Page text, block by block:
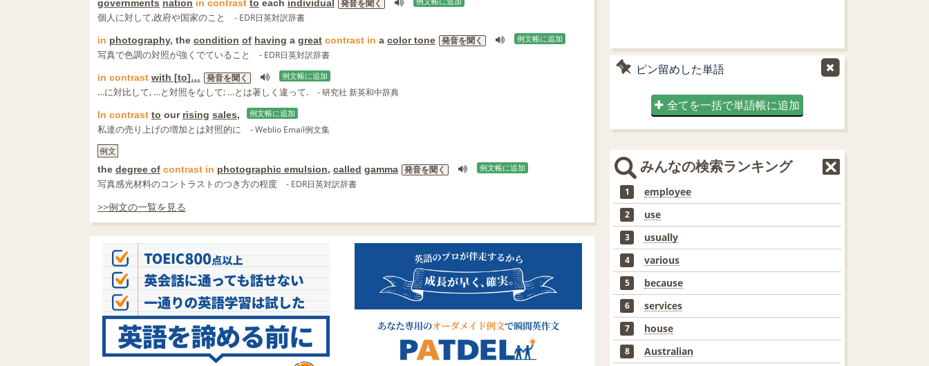
governments nation in contrast to each individual 発音を聞く
個人に対して,政府や国家のこと - EDR日英対訳辞書
in photography, the condition of having a great contrast in a color tone 発音を聞く 例文帳に追加
写真で色調の対照が強くでていること - EDR日英対訳辞書
in contrast with [to]… 発音を聞く 例文帳に追加
…に対比して, …と対照をなして; …とは著しく違って. - 研究社 新英和中辞典
In contrast to our rising sales, 例文帳に追加
私達の売り上げの増加とは対照的に
- Weblio Email例文集
例文
the degree of contrast in photographic emulsion, called gamma 発音を聞く 例文帳に追加
写真感光材料のコントラストのつき方の程度 - EDR日英対訳辞書
>>例文の一覧を見る
ピン留めした単語
全てを一括で単語帳に追加
みんなの検索ランキング
1 employee
2 use
3 usually
4 various
5 because
6 services
7 house
8 Australian